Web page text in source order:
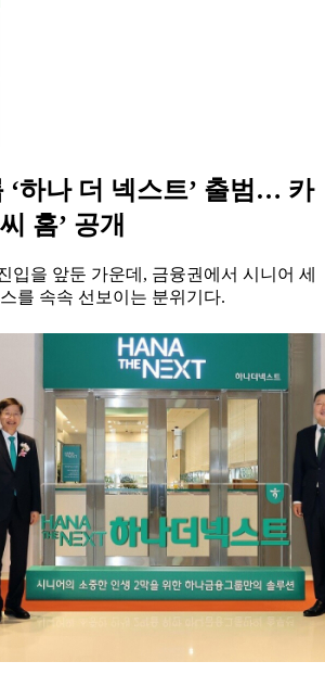
‘하나 더 넥스트’ 출범… 카
홈’ 공개
입을 앞둔 가운데, 금융권에서 시니어 세
를 속속 선보이는 분위기다.